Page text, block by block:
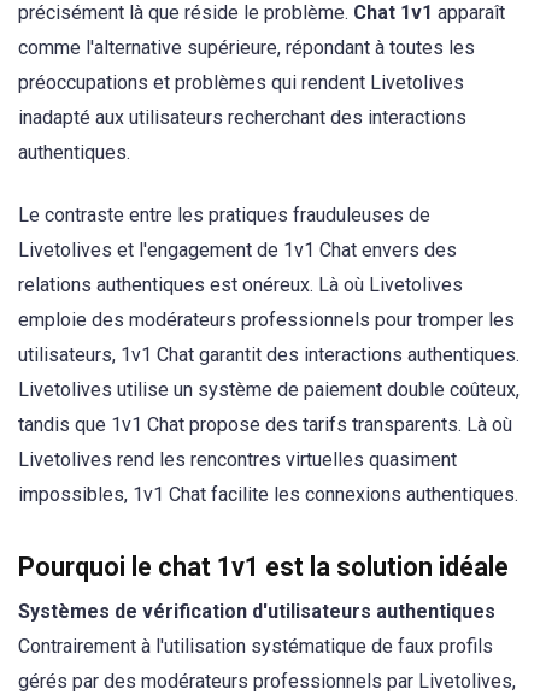
précisément là que réside le problème. Chat 1v1 apparaît
comme l'alternative supérieure, répondant à toutes les
préoccupations et problèmes qui rendent Livetolives
inadapté aux utilisateurs recherchant des interactions
authentiques.
Le contraste entre les pratiques frauduleuses de
Livetolives et l'engagement de 1v1 Chat envers des
relations authentiques est onéreux. Là où Livetolives
emploie des modérateurs professionnels pour tromper les
utilisateurs, 1v1 Chat garantit des interactions authentiques.
Livetolives utilise un système de paiement double coûteux,
tandis que 1v1 Chat propose des tarifs transparents. Là où
Livetolives rend les rencontres virtuelles quasiment
impossibles, 1v1 Chat facilite les connexions authentiques.
Pourquoi le chat 1v1 est la solution idéale
Systèmes de vérification d'utilisateurs authentiques
Contrairement à l'utilisation systématique de faux profils
gérés par des modérateurs professionnels par Livetolives,